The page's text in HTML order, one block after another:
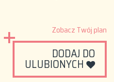
Zobacz Twój plan
DODAJ DO
ULUBIONYCH